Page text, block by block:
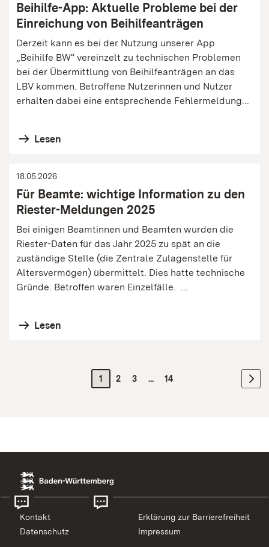
Beihilfe-App: Aktuelle Probleme bei der
Einreichung von Beihilfeanträgen
Derzeit kann es bei der Nutzung unserer App
„Beihilfe BW“ vereinzelt zu technischen Problemen
bei der Übermittlung von Beihilfeanträgen an das
LBV kommen. Betroffene Nutzerinnen und Nutzer
erhalten dabei eine entsprechende Fehlermeldung...
Lesen
18.05.2026
Für Beamte: wichtige Information zu den
Riester-Meldungen 2025
Bei einigen Beamtinnen und Beamten wurden die
Riester-Daten für das Jahr 2025 zu spät an die
zuständige Stelle (die Zentrale Zulagenstelle für
Altersvermögen) übermittelt. Dies hatte technische
Gründe. Betroffen waren Einzelfälle. ...
Lesen
1 2 3 ... 14
Kontakt
Datenschutz
Erklärung zur Barrierefreiheit
Impressum